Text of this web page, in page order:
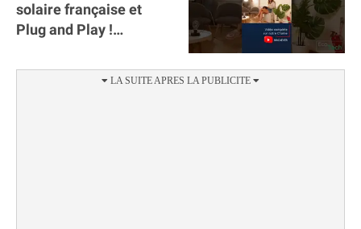
solaire française et
Plug and Play !
#batterie @gosunology